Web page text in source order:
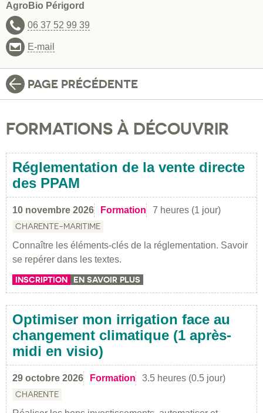
AgroBio Périgord
06 37 52 99 39
E-mail
PAGE PRÉCÉDENTE
FORMATIONS À DÉCOUVRIR
Réglementation de la vente directe
des PPAM
10 novembre 2026 Formation 7 heures (1 jour)
CHARENTE-MARITIME
Connaître les éléments-clés de la réglementation. Savoir
se repérer dans les textes.
INSCRIPTION EN SAVOIR PLUS
Optimiser mon irrigation face au
changement climatique (1 après-
midi en visio)
29 octobre 2026 Formation 3.5 heures (0.5 jour)
CHARENTE